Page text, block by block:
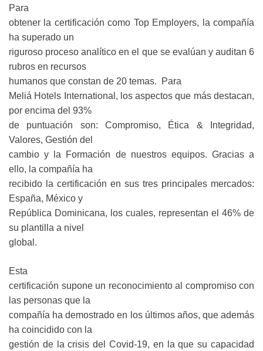
Para
obtener la certificación como Top Employers, la compañía
ha superado un
riguroso proceso analítico en el que se evalúan y auditan 6
rubros en recursos
humanos que constan de 20 temas.
Para
Meliá Hotels International, los aspectos que más destacan,
por encima del 93%
de puntuación son: Compromiso, Ética & Integridad,
Valores, Gestión del
cambio y la Formación de nuestros equipos. Gracias a
ello, la compañía ha
recibido la certificación en sus tres principales mercados:
España, México y
República Dominicana, los cuales, representan el 46% de
su plantilla a nivel
global.
Esta
certificación supone un reconocimiento al compromiso con
las personas que la
compañía ha demostrado en los últimos años, que además
ha coincidido con la
gestión de la crisis del Covid-19, en la que su capacidad